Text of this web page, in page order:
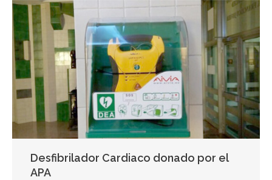
Desfibrilador Cardiaco donado por el
APA